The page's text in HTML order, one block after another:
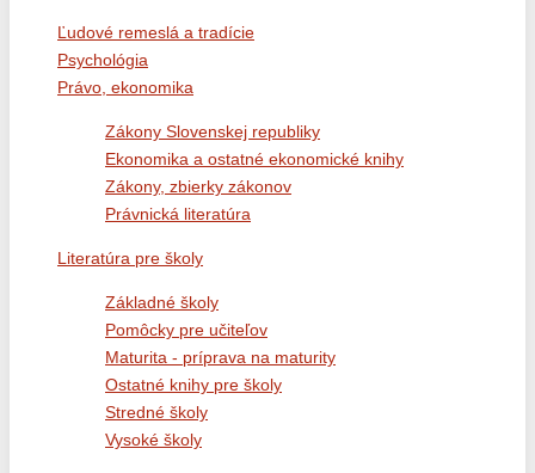
Ľudové remeslá a tradície
Psychológia
Právo, ekonomika
Zákony Slovenskej republiky
Ekonomika a ostatné ekonomické knihy
Zákony, zbierky zákonov
Právnická literatúra
Literatúra pre školy
Základné školy
Pomôcky pre učiteľov
Maturita - príprava na maturity
Ostatné knihy pre školy
Stredné školy
Vysoké školy